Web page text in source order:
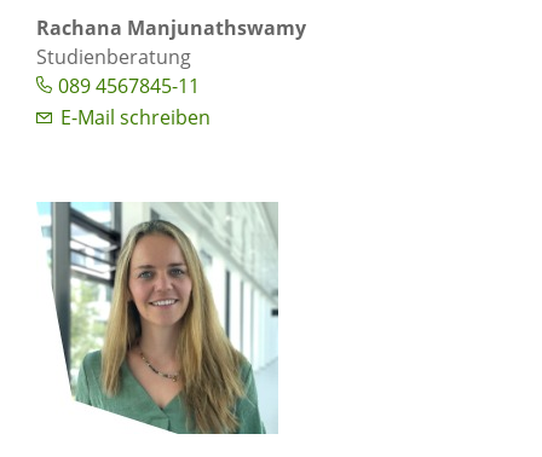
Rachana Manjunathswamy
Studienberatung
089 4567845-11
E-Mail schreiben